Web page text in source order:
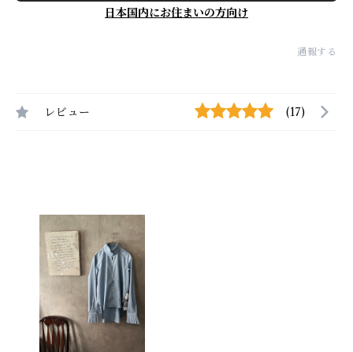
日本国内にお住まいの方向け
通報する
レビュー (17)